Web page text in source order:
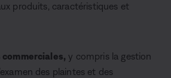
produits, caractéristiques et
y compris la gestion
des plaintes et des